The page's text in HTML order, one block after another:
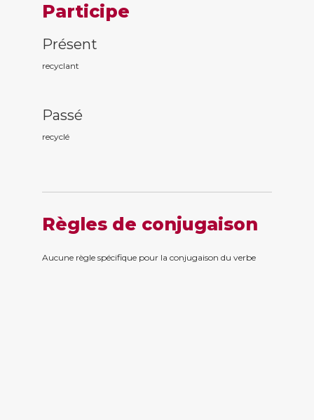
Participe
Présent
recyclant
Passé
recyclé
Règles de conjugaison
Aucune règle spécifique pour la conjugaison du verbe